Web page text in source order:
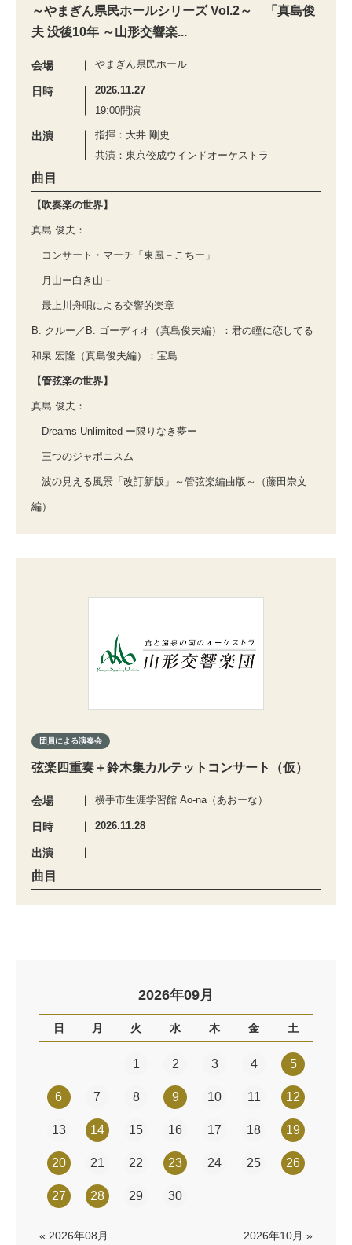
～やまぎん県民ホールシリーズ Vol.2～ 「真島俊
夫 没後10年 ～山形交響楽...
会場 やまぎん県民ホール
日時
2026.11.27
19:00開演
出演
指揮：大井 剛史
共演：東京佼成ウインドオーケストラ
曲目
【吹奏楽の世界】
真島 俊夫：
コンサート・マーチ「東風－こちー」
月山ー白き山－
最上川舟唄による交響的楽章
B. クルー／B. ゴーディオ（真島俊夫編）：君の瞳に恋してる
和泉 宏隆（真島俊夫編）：宝島
【管弦楽の世界】
真島 俊夫：
Dreams Unlimited ー限りなき夢ー
三つのジャポニスム
波の見える風景「改訂新版」～管弦楽編曲版～（藤田崇文
編）
団員による演奏会
弦楽四重奏＋鈴木集カルテットコンサート（仮）
会場 横手市生涯学習館 Ao-na（あおーな）
日時 2026.11.28
出演
曲目
2026年09月
日 月 火 水 木 金 土
1 2 3 4 5
6 7 8 9 10 11 12
13 14 15 16 17 18 19
20 21 22 23 24 25 26
27 28 29 30
« 2026年08月 2026年10月 »